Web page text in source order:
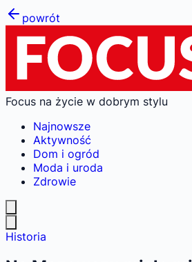
powrót
Focus na życie w dobrym stylu
Najnowsze
Aktywność
Dom i ogród
Moda i uroda
Zdrowie
Historia